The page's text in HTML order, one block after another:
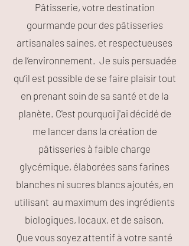
Pâtisserie, votre destination
gourmande pour des pâtisseries
artisanales saines, et respectueuses
de l’environnement. Je suis persuadée
qu’il est possible de se faire plaisir tout
en prenant soin de sa santé et de la
planète. C'est pourquoi j'ai décidé de
me lancer dans la création de
pâtisseries à faible charge
glycémique, élaborées sans farines
blanches ni sucres blancs ajoutés, en
utilisant au maximum des ingrédients
biologiques, locaux, et de saison.
Que vous soyez attentif à votre santé